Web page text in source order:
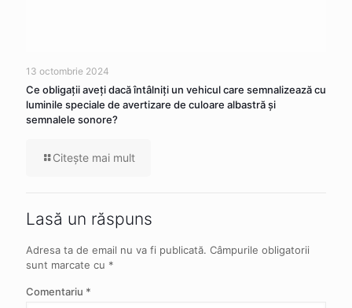
13 octombrie 2024
Ce obligaţii aveţi dacă întâlniţi un vehicul care semnalizează cu
luminile speciale de avertizare de culoare albastră şi
semnalele sonore?
Citeşte mai mult
Lasă un răspuns
Adresa ta de email nu va fi publicată. Câmpurile obligatorii
sunt marcate cu *
Comentariu *